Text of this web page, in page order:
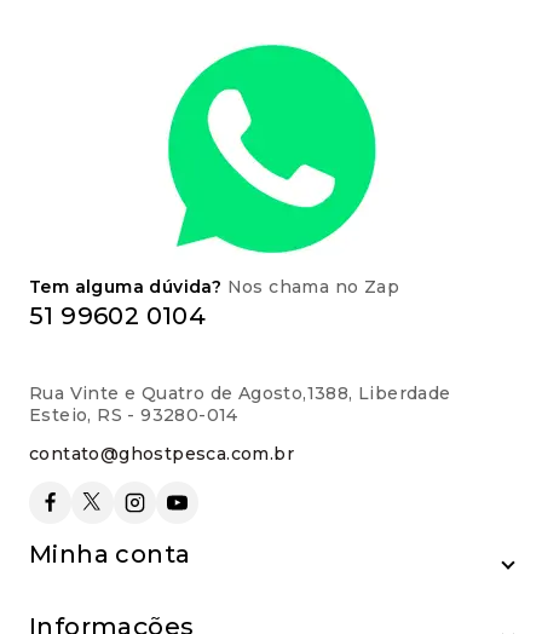
Tem alguma dúvida? Nos chama no Zap
51 99602 0104
Rua Vinte e Quatro de Agosto,1388, Liberdade
Esteio, RS - 93280-014
contato@ghostpesca.com.br
Minha conta
Informações